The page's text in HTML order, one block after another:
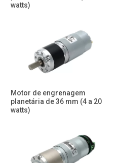
watts)
Motor de engrenagem
planetária de 36 mm (4 a 20
watts)